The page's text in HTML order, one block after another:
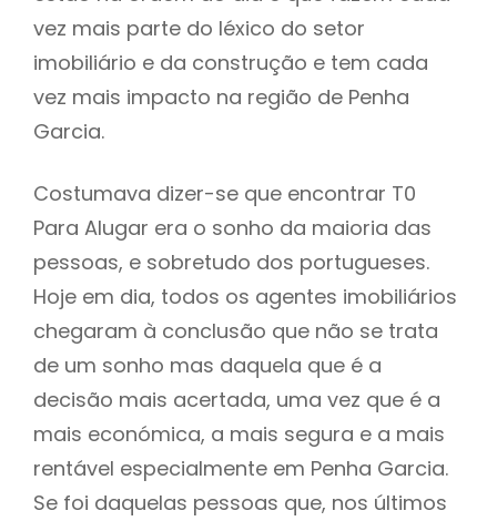
vez mais parte do léxico do setor
imobiliário e da construção e tem cada
vez mais impacto na região de Penha
Garcia.
Costumava dizer-se que encontrar T0
Para Alugar era o sonho da maioria das
pessoas, e sobretudo dos portugueses.
Hoje em dia, todos os agentes imobiliários
chegaram à conclusão que não se trata
de um sonho mas daquela que é a
decisão mais acertada, uma vez que é a
mais económica, a mais segura e a mais
rentável especialmente em Penha Garcia.
Se foi daquelas pessoas que, nos últimos